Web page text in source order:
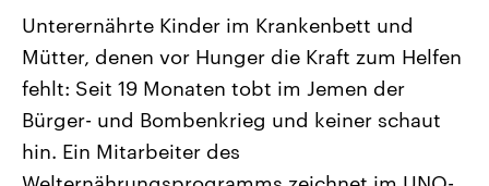
Landtagswahl Sachsen-Anhalt
2026
Alle Informationen
Sachsen-Anhalt wählt am 6.
September 2026 einen neuen
Landtag. Seit 2021 wird das
Bundesland von einer Koalition aus
USA
Aktuelle Beiträge,
Hintergründe
Wirtschaftlich und
mit großem Einfluss auf
Unterernährte Kinder im Krankenbett und
Mütter, denen vor Hunger die Kraft zum Helfen
fehlt: Seit 19 Monaten tobt im Jemen der
Bürger- und Bombenkrieg und keiner schaut
hin. Ein Mitarbeiter des